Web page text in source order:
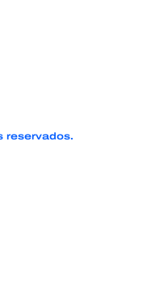
reservados.